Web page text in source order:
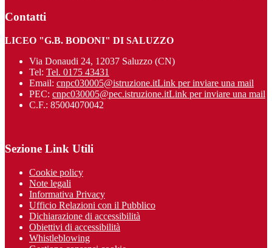
Contatti
LICEO "G.B. BODONI" DI SALUZZO
Via Donaudi 24, 12037 Saluzzo (CN)
Tel: Tel. 0175 43431
Email: cnpc030005@istruzione.itLink per inviare una mail
PEC: cnpc030005@pec.istruzione.itLink per inviare una mail
C.F.: 85004070042
Sezione Link Utili
Cookie policy
Note legali
Informativa Privacy
Ufficio Relazioni con il Pubblico
Dichiarazione di accessibilità
Obiettivi di accessibilità
Whistleblowing